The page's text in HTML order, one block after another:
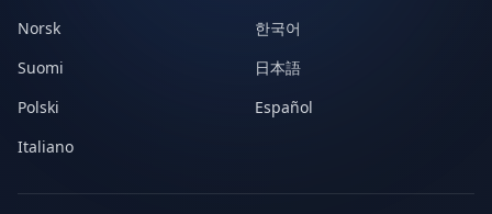
Norsk
한국어
Suomi
日本語
Polski
Español
Italiano